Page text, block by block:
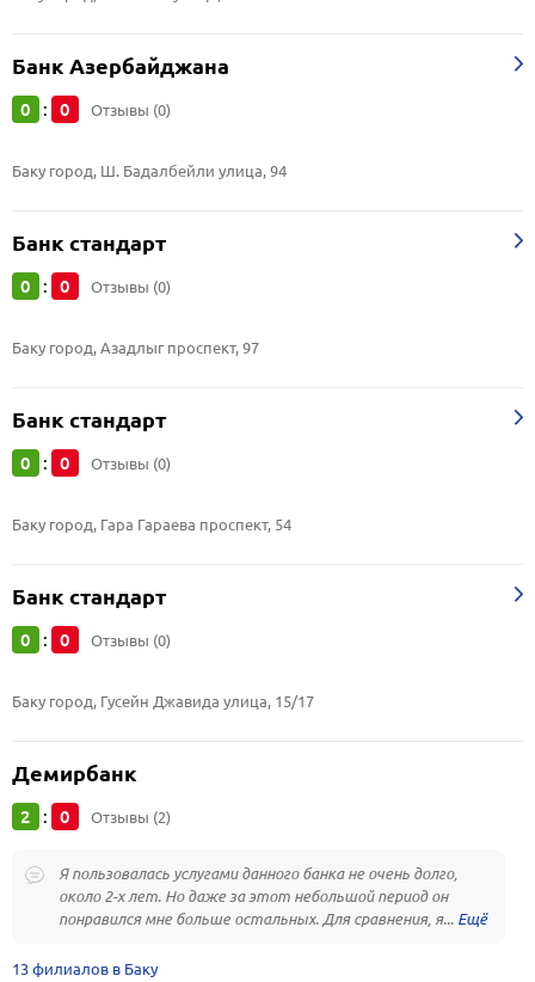
Банк Азербайджана
0 : 0 Отзывы (0)
Баку город, Ш. Бадалбейли улица, 94
Банк стандарт
0 : 0 Отзывы (0)
Баку город, Азадлыг проспект, 97
Банк стандарт
0 : 0 Отзывы (0)
Баку город, Гара Гараева проспект, 54
Банк стандарт
0 : 0 Отзывы (0)
Баку город, Гусейн Джавида улица, 15/17
Демирбанк
2 : 0 Отзывы (2)
Я пользовалась услугами данного банка не очень долго,
около 2-х лет. Но даже за этот небольшой период он
понравился мне больше остальных. Для сравнения, я...
13 филиалов в Баку